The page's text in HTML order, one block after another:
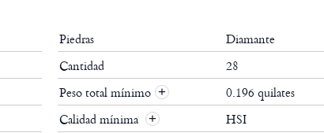
Piedras Diamante
Cantidad
28
Peso total mínimo + 0.196 quilates
Calidad mínima + HSI